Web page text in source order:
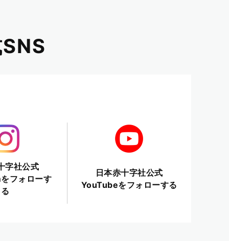
字社公式
フォローす
る
日本赤十字社公式
YouTubeをフォローする